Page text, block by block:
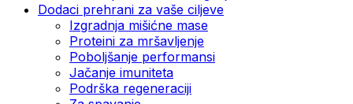
Dodaci prehrani za vaše ciljeve
Izgradnja mišićne mase
Proteini za mršavljenje
Poboljšanje performansi
Jačanje imuniteta
Podrška regeneraciji